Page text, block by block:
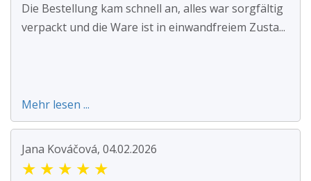
Die Bestellung kam schnell an, alles war sorgfältig
verpackt und die Ware ist in einwandfreiem Zusta...
Mehr lesen ...
Jana Kováčová, 04.02.2026
★ ★ ★ ★ ★